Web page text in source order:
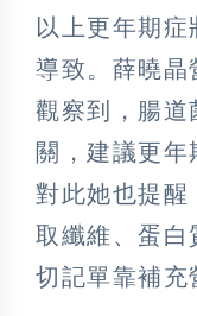
以上更年期
導致。薛曉晶
觀察到，腸道
關，建議更年
對此她也提醒
取纖維、蛋白
切記單靠補充